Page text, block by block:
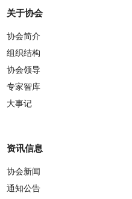
关于协会
协会简介
组织结构
协会领导
专家智库
大事记
资讯信息
协会新闻
通知公告